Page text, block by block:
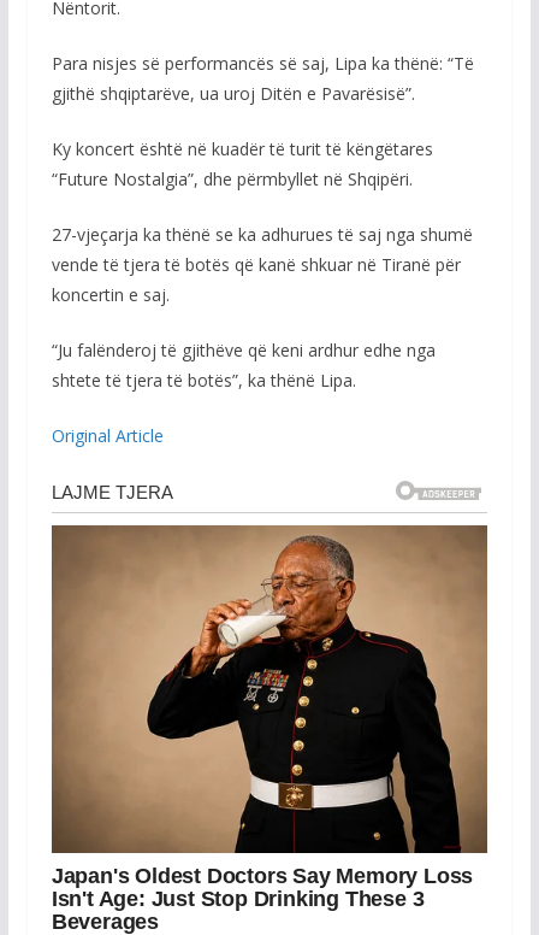
Nëntorit.
Para nisjes së performancës së saj, Lipa ka thënë: “Të
gjithë shqiptarëve, ua uroj Ditën e Pavarësisë”.
Ky koncert është në kuadër të turit të këngëtares
“Future Nostalgia”, dhe përmbyllet në Shqipëri.
27-vjeçarja ka thënë se ka adhurues të saj nga shumë
vende të tjera të botës që kanë shkuar në Tiranë për
koncertin e saj.
“Ju falënderoj të gjithëve që keni ardhur edhe nga
shtete të tjera të botës”, ka thënë Lipa.
Original Article